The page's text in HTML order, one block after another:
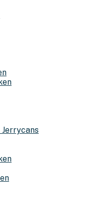
Jerrycans